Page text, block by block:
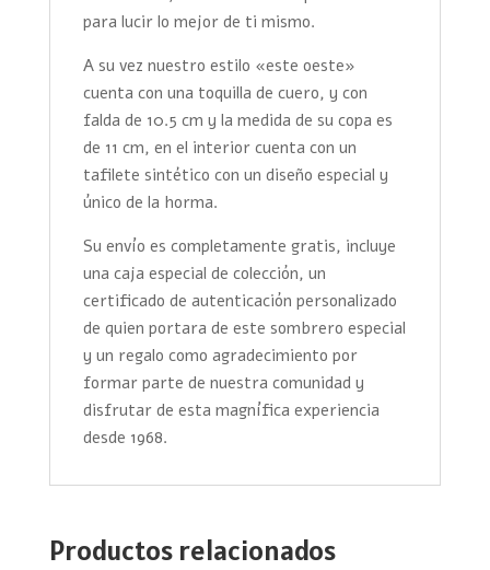
para lucir lo mejor de ti mismo.
A su vez nuestro estilo «este oeste»
cuenta con una toquilla de cuero, y con
falda de 10.5 cm y la medida de su copa es
de 11 cm, en el interior cuenta con un
tafilete sintético con un diseño especial y
único de la horma.
Su envío es completamente gratis, incluye
una caja especial de colección, un
certificado de autenticación personalizado
de quien portara de este sombrero especial
y un regalo como agradecimiento por
formar parte de nuestra comunidad y
disfrutar de esta magnífica experiencia
desde 1968.
Productos relacionados